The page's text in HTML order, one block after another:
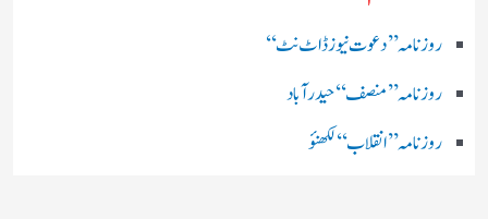
روز نامہ ’’ دعوت نیوز ڈاٹ نٹ‘‘
روزنامہ ’’ منصف‘‘ حیدر آباد
روزنامہ ’’ انقلاب‘‘ لکھنؤ